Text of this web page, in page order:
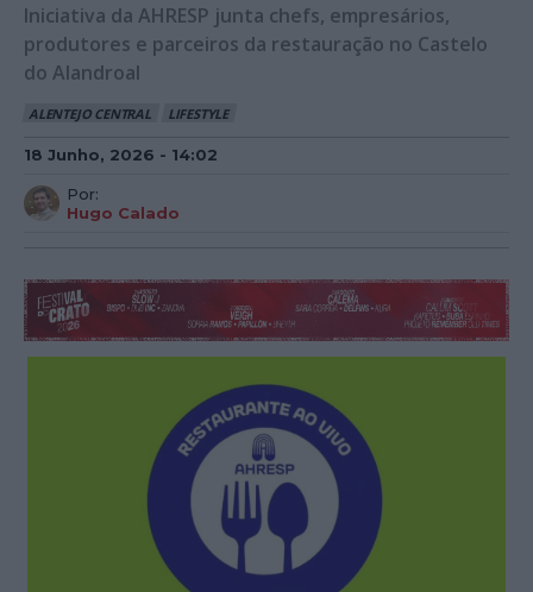
Iniciativa da AHRESP junta chefs, empresários,
produtores e parceiros da restauração no Castelo
do Alandroal
ALENTEJO CENTRAL LIFESTYLE
18 Junho, 2026 - 14:02
Por:
Hugo Calado